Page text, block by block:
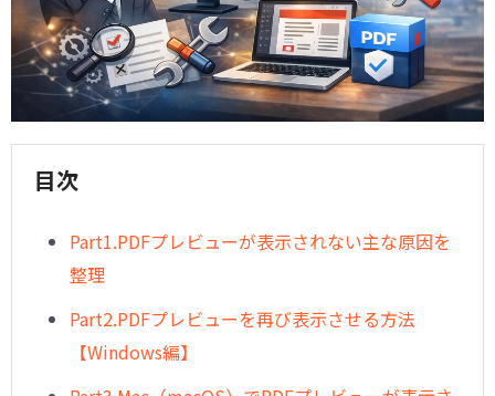
目次
︎Part1.PDFプレビューが表示されない主な原因を
整理
︎Part2.PDFプレビューを再び表示させる方法
【Windows編】